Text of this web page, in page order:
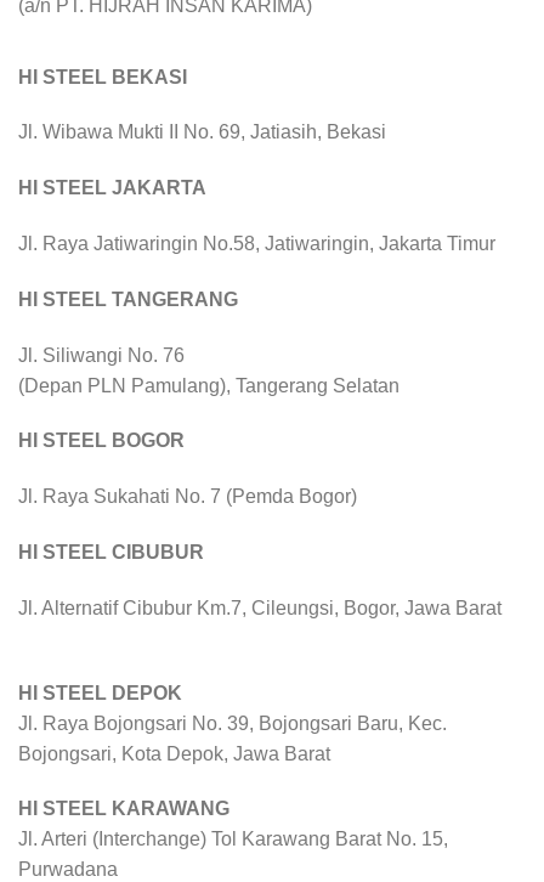
(a/n PT. HIJRAH INSAN KARIMA)
HI STEEL BEKASI
Jl. Wibawa Mukti II No. 69, Jatiasih, Bekasi
HI STEEL JAKARTA
Jl. Raya Jatiwaringin No.58, Jatiwaringin, Jakarta Timur
HI STEEL TANGERANG
Jl. Siliwangi No. 76
(Depan PLN Pamulang), Tangerang Selatan
HI STEEL BOGOR
Jl. Raya Sukahati No. 7 (Pemda Bogor)
HI STEEL CIBUBUR
Jl. Alternatif Cibubur Km.7, Cileungsi, Bogor, Jawa Barat
HI STEEL DEPOK
Jl. Raya Bojongsari No. 39, Bojongsari Baru, Kec.
Bojongsari, Kota Depok, Jawa Barat
HI STEEL KARAWANG
Jl. Arteri (Interchange) Tol Karawang Barat No. 15,
Purwadana